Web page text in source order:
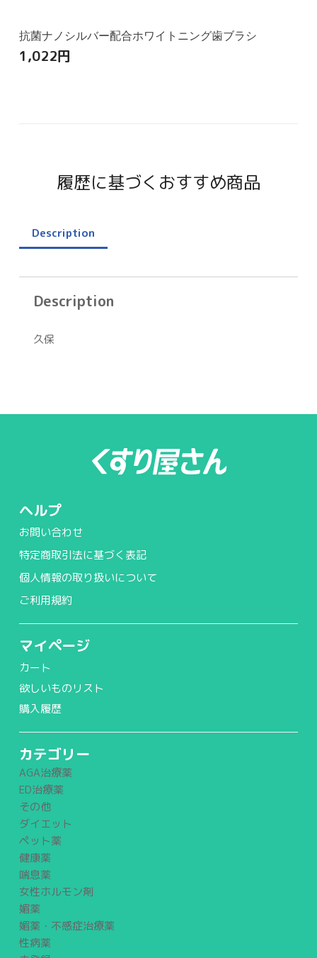
抗菌ナノシルバー配合ホワイトニング歯ブラシ
1,022円
履歴に基づくおすすめ商品
Description
Description
久保
ヘルプ
お問い合わせ
特定商取引法に基づく表記
個人情報の取り扱いについて
ご利用規約
マイページ
カート
欲しいものリスト
購入履歴
カテゴリー
AGA治療薬
ED治療薬
その他
ダイエット
ペット薬
健康薬
喘息薬
女性ホルモン剤
媚薬
媚薬・不感症治療薬
性病薬